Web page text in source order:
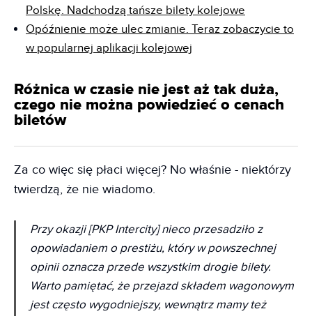
Polskę. Nadchodzą tańsze bilety kolejowe
Opóźnienie może ulec zmianie. Teraz zobaczycie to
w popularnej aplikacji kolejowej
Różnica w czasie nie jest aż tak duża,
czego nie można powiedzieć o cenach
biletów
Za co więc się płaci więcej? No właśnie - niektórzy
twierdzą, że nie wiadomo.
Przy okazji [PKP Intercity] nieco przesadziło z
opowiadaniem o prestiżu, który w powszechnej
opinii oznacza przede wszystkim drogie bilety.
Warto pamiętać, że przejazd składem wagonowym
jest często wygodniejszy, wewnątrz mamy też